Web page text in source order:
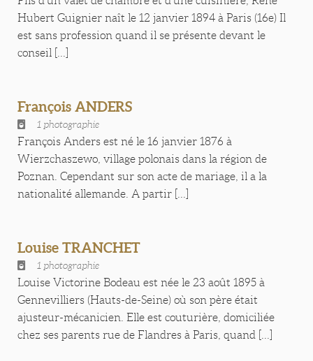
Hubert Guignier naît le 12 janvier 1894 à Paris (16e) Il
est sans profession quand il se présente devant le
conseil [...]
François ANDERS
1 photographie
François Anders est né le 16 janvier 1876 à
Wierzchaszewo, village polonais dans la région de
Poznan. Cependant sur son acte de mariage, il a la
nationalité allemande. A partir [...]
Louise TRANCHET
1 photographie
Louise Victorine Bodeau est née le 23 août 1895 à
Gennevilliers (Hauts-de-Seine) où son père était
ajusteur-mécanicien. Elle est couturière, domiciliée
chez ses parents rue de Flandres à Paris, quand [...]